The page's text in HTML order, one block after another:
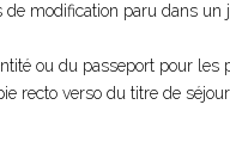
modification paru dans un
ou du passeport pour
recto verso du titre de